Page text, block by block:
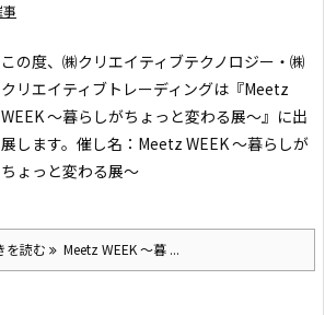
この度、㈱クリエイティブテクノロジー・㈱
クリエイティブトレーディングは 『Meetz
WEEK ～暮らしがちょっと変わる展～』に出
展します。 催し名：Meetz WEEK ～暮らしが
ちょっと変わる展～
を読む Meetz WEEK ～暮 ...